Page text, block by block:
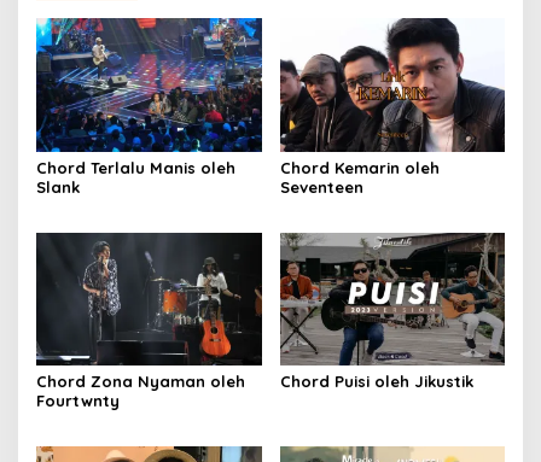
Chord Terlalu Manis oleh
Slank
Chord Kemarin oleh
Seventeen
Chord Zona Nyaman oleh
Fourtwnty
Chord Puisi oleh Jikustik